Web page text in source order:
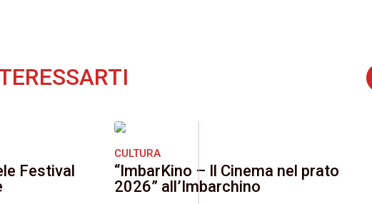
Festival
CULTURA
“ImbarKino – Il Cinema nel prato
2026” all’Imbarchino